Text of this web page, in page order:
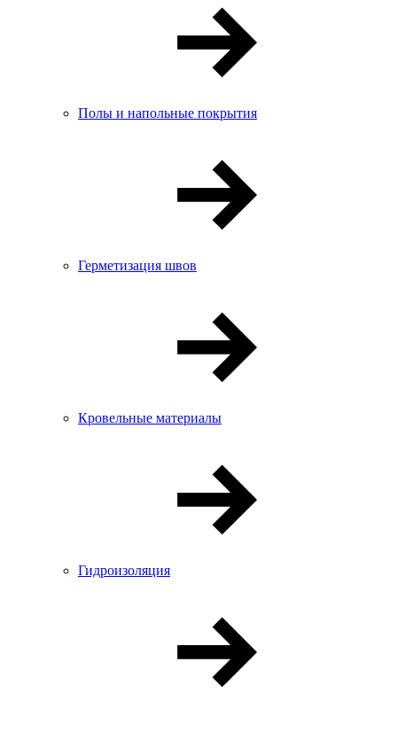
Полы и напольные покрытия
Герметизация швов
Кровельные материалы
Гидроизоляция